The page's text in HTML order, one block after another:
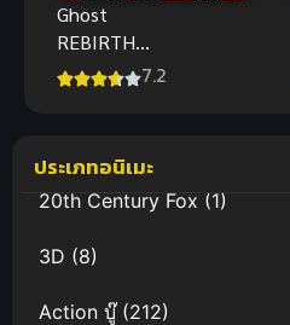
Ghost
REBIRTH
Specter ภาค
เรื่องHD ชัด
แจ๋วมาก
7.2
ประเภทอนิเมะ
20th Century Fox(1)
3D (8)
Action บู๊(212)